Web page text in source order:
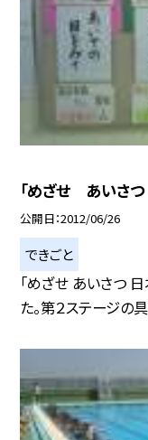
「めざせ あいさ
公開日 2012/06/26
できごと
「めざせ あいさつ
た。第２ステージの